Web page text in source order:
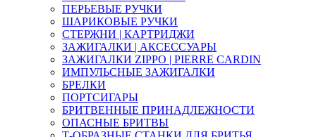
ПЕРЬЕВЫЕ РУЧКИ
ШАРИКОВЫЕ РУЧКИ
СТЕРЖНИ | КАРТРИДЖИ
ЗАЖИГАЛКИ | АКСЕССУАРЫ
ЗАЖИГАЛКИ ZIPPO | PIERRE CARDIN
ИМПУЛЬСНЫЕ ЗАЖИГАЛКИ
БРЕЛКИ
ПОРТСИГАРЫ
БРИТВЕННЫЕ ПРИНАДЛЕЖНОСТИ
ОПАСНЫЕ БРИТВЫ